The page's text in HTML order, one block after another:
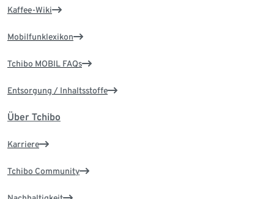
Kaffee-Wiki
Mobilfunklexikon
Tchibo MOBIL FAQs
Entsorgung / Inhaltsstoffe
Über Tchibo
Karriere
Tchibo Community